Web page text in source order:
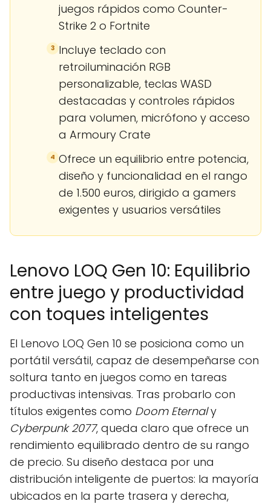
juegos rápidos como Counter-
Strike 2 o Fortnite
3 Incluye teclado con
retroiluminación RGB
personalizable, teclas WASD
destacadas y controles rápidos
para volumen, micrófono y acceso
a Armoury Crate
4 Ofrece un equilibrio entre potencia,
diseño y funcionalidad en el rango
de 1.500 euros, dirigido a gamers
exigentes y usuarios versátiles
Lenovo LOQ Gen 10: Equilibrio
entre juego y productividad
con toques inteligentes
El Lenovo LOQ Gen 10 se posiciona como un
portátil versátil, capaz de desempeñarse con
soltura tanto en juegos como en tareas
productivas intensivas. Tras probarlo con
títulos exigentes como Doom Eternaly
Cyberpunk 2077, queda claro que ofrece un
rendimiento equilibrado dentro de su rango
de precio. Su diseño destaca por una
distribución inteligente de puertos: la mayoría
ubicados en la parte trasera y derecha,